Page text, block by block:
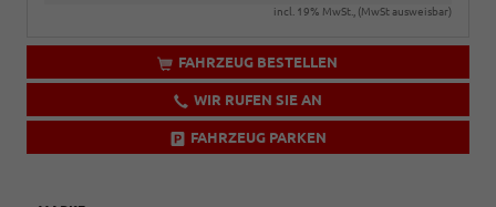
incl. 19% MwSt., (MwSt ausweisbar)
FAHRZEUG BESTELLEN
WIR RUFEN SIE AN
FAHRZEUG PARKEN